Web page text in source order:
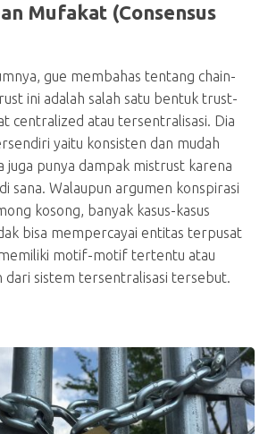
Mufakat (Consensus
gue membahas tentang chain-
ini adalah salah satu bentuk trust-
centralized atau tersentralisasi. Dia
yaitu konsisten dan mudah
juga punya dampak mistrust karena
sana. Walaupun argumen konspirasi
kosong, banyak kasus-kasus
bisa mempercayai entitas terpusat
motif-motif tertentu atau
dari sistem tersentralisasi tersebut.